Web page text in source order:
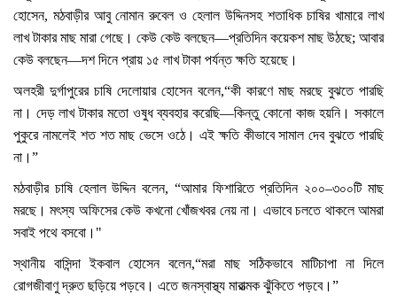
হোসেন, মঠবাড়ীর আবু নোমান রুবেল ও হেলাল উদ্দিনসহ শতাধিক চাষির খামারে লাখ
লাখ টাকার মাছ মারা গেছে। কেউ কেউ বলছেন—প্রতিদিন কয়েকশ মাছ উঠছে; আবার
কেউ বলছেন—দশ দিনে প্রায় ১৫ লাখ টাকা পর্যন্ত ক্ষতি হয়েছে।
অলহরী দুর্গাপুরের চাষি দেলোয়ার হোসেন বলেন,“কী কারণে মাছ মরছে বুঝতে পারছি
না। দেড় লাখ টাকার মতো ওষুধ ব্যবহার করেছি—কিন্তু কোনো কাজ হয়নি। সকালে
পুকুরে নামলেই শত শত মাছ ভেসে ওঠে। এই ক্ষতি কীভাবে সামাল দেব বুঝতে পারছি
না।”
মঠবাড়ীর চাষি হেলাল উদ্দিন বলেন, “আমার ফিশারিতে প্রতিদিন ২০০–৩০০টি মাছ
মরছে। মৎস্য অফিসের কেউ কখনো খোঁজখবর নেয় না। এভাবে চলতে থাকলে আমরা
সবাই পথে বসবো।"
স্থানীয় বাসিন্দা ইকবাল হোসেন বলেন,“মরা মাছ সঠিকভাবে মাটিচাপা না দিলে
রোগজীবাণু দ্রুত ছড়িয়ে পড়বে। এতে জনস্বাস্থ্য মারাত্মক ঝুঁকিতে পড়বে।”